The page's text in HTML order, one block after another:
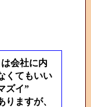
会社に内
くてもいい
ズイ”
りますが、